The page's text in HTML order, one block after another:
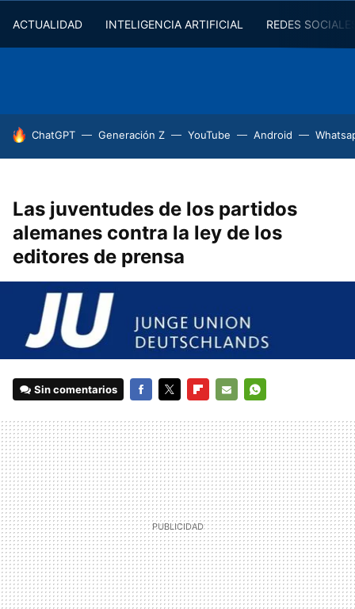
ACTUALIDAD INTELIGENCIA ARTIFICIAL REDES
HOY SE HABLA DE
ChatGPT Generación Z YouTube Android
Las juventudes de los partidos
alemanes contra la ley de los
editores de prensa
Sin comentarios
MAIL